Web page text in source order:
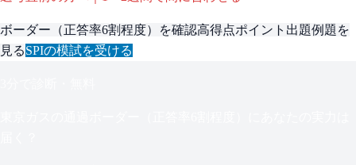
ボーダー（正答率6割程度）を確認高得点ポイント 出題例題を
見るSPIの模試を受ける